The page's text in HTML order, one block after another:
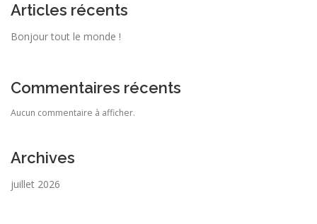
Articles récents
Bonjour tout le monde !
Commentaires récents
Aucun commentaire à afficher.
Archives
juillet 2026